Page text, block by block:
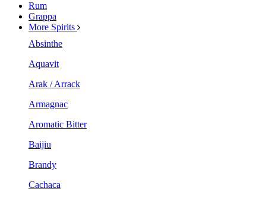
Rum
Grappa
More Spirits
Absinthe
Aquavit
Arak / Arrack
Armagnac
Aromatic Bitter
Baijiu
Brandy
Cachaca